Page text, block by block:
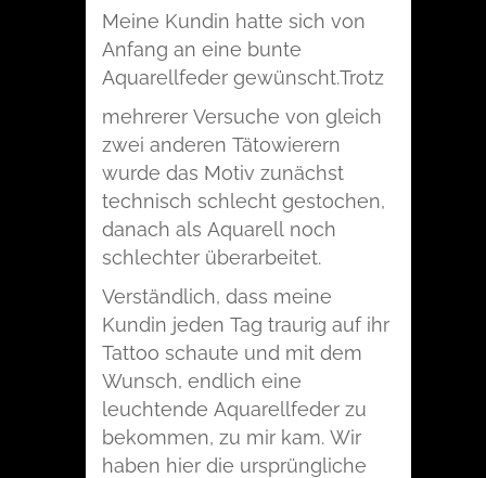
Meine Kundin hatte sich von
Anfang an eine bunte
Aquarellfeder gewünscht.Trotz
mehrerer Versuche von gleich
zwei anderen Tätowierern
wurde das Motiv zunächst
technisch schlecht gestochen,
danach als Aquarell noch
schlechter überarbeitet.
Verständlich, dass meine
Kundin jeden Tag traurig auf ihr
Tattoo schaute und mit dem
Wunsch, endlich eine
leuchtende Aquarellfeder zu
bekommen, zu mir kam. Wir
haben hier die ursprüngliche